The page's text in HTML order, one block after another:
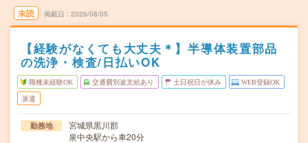
未読 掲載日 2026/08/05
【経験がなくても大丈夫＊】半導体装置部品
の洗浄・検査/日払いOK
職種未経験OK 交通費別途支給あり 土日祝日が休み WEB登録OK
派遣
勤務地
宮城県黒川郡
泉中央駅から車20分